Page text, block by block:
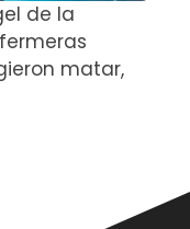
de la
matar,